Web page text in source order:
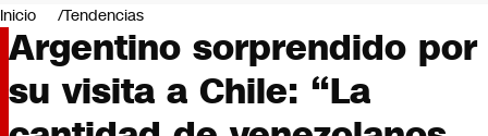
Negocios
Deportes
Programas completos
Cultura
Servicios
Inicio Tendencias
Argentino sorprendido por
su visita a Chile: “La